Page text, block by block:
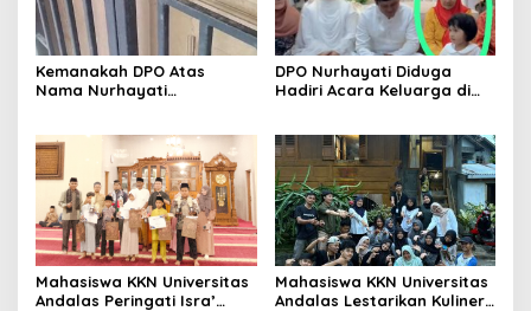
Kemanakah DPO Atas
Nama Nurhayati
DPO Nurhayati Diduga
Hadiri Acara Keluarga di
Penegakan Hukum
Mahasiswa KKN Universitas
Andalas Peringati Isra’
Mahasiswa KKN Universitas
Andalas Lestarikan Kuliner